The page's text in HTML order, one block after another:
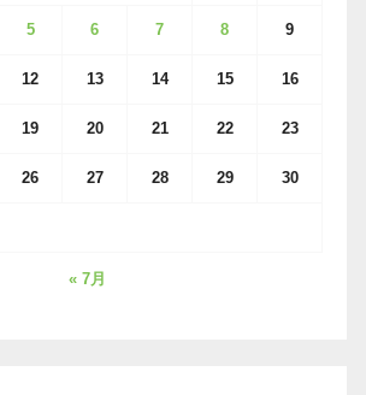
5 6 7 8 9
12 13 14 15 16
19 20 21 22 23
26 27 28 29 30
« 7月